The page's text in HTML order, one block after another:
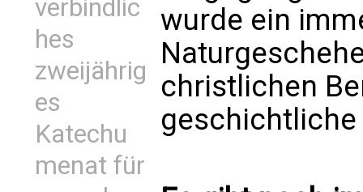
verbindlic
hes
zweijährig
es
Katechu
menat für
wurde ein
christlichen